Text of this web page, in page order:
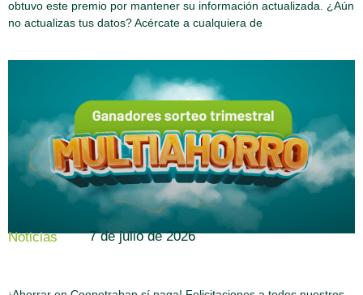
obtuvo este premio por mantener su información actualizada. ¿Aún
no actualizas tus datos? Acércate a cualquiera de
Noticias 7 de julio de 2026